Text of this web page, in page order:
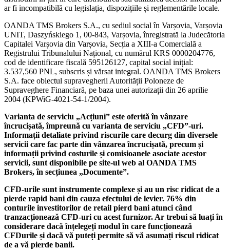
ar fi incompatibilă cu legislația, dispozițiile și reglementările locale.
OANDA TMS Brokers S.A., cu sediul social în Varșovia, Varșovia
UNIT, Daszyńskiego 1, 00-843, Varșovia, înregistrată la Judecătoria
Capitalei Varșovia din Varșovia, Secția a XIII-a Comercială a
Registrului Tribunalului Național, cu numărul KRS 0000204776,
cod de identificare fiscală 595126127, capital social inițial:
3.537,560 PNL, subscris și vărsat integral. OANDA TMS Brokers
S.A. face obiectul supravegherii Autorității Poloneze de
Supraveghere Financiară, pe baza unei autorizații din 26 aprilie
2004 (KPWiG-4021-54-1/2004).
Varianta de serviciu „Acțiuni” este oferită în vânzare
încrucișată, împreună cu varianta de serviciu „CFD”-uri.
Informații detaliate privind riscurile care decurg din diversele
servicii care fac parte din vânzarea încrucișată, precum și
informații privind costurile și comisioanele asociate acestor
servicii, sunt disponibile pe site-ul web al OANDA TMS
Brokers, în secțiunea „Documente”.
CFD-urile sunt instrumente complexe și au un risc ridicat de a
pierde rapid bani din cauza efectului de levier. 76% din
conturile investitorilor de retail pierd bani atunci când
tranzacționează CFD-uri cu acest furnizor. Ar trebui să luați în
considerare dacă înțelegeți modul în care funcționează
CFDurile și dacă vă puteți permite să vă asumați riscul ridicat
de a vă pierde banii.